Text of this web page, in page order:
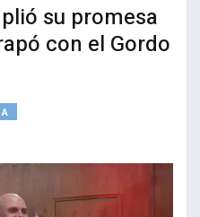
su promesa
con el Gordo